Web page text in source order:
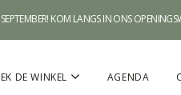
DE WINKEL AGENDA
KOM LANGS IN ONS